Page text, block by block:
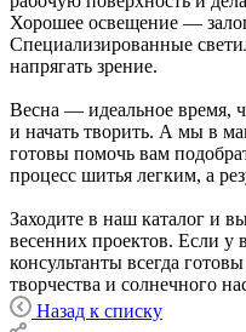
Хорошее освещение —
Специализированные
напрягать зрение.
Весна — идеальное время,
и начать творить. А мы в
готовы помочь вам
процесс шитья легким, а
Заходите в наш каталог и
весенних проектов. Если у
консультанты всегда
творчества и солнечного
Назад к списку